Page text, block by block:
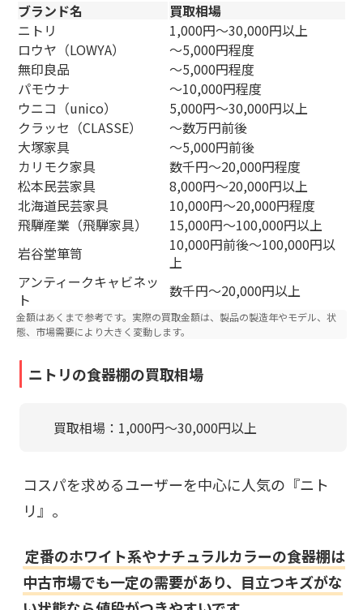
ブランド名
買取相場
ニトリ
1,000円〜30,000円以上
ロウヤ（LOWYA）
〜5,000円程度
無印良品
〜5,000円程度
パモウナ
〜10,000円程度
ウニコ（unico）
5,000円〜30,000円以上
クラッセ（CLASSE）
〜数万円前後
大塚家具
〜5,000円前後
カリモク家具
数千円〜20,000円程度
松本民芸家具
8,000円〜20,000円以上
北海道民芸家具
10,000円〜20,000円程度
飛騨産業（飛騨家具）
15,000円〜100,000円以上
岩谷堂箪笥
10,000円前後〜100,000円以
上
アンティークキャビネッ
ト
数千円〜20,000円以上
金額はあくまで参考です。実際の買取金額は、製品の製造年やモデル、状
態、市場需要により大きく変動します。
ニトリの食器棚の買取相場
買取相場：1,000円〜30,000円以上
コスパを求めるユーザーを中心に人気の『ニト
リ』。
定番のホワイト系やナチュラルカラーの食器棚は
中古市場でも一定の需要があり、目立つキズがな